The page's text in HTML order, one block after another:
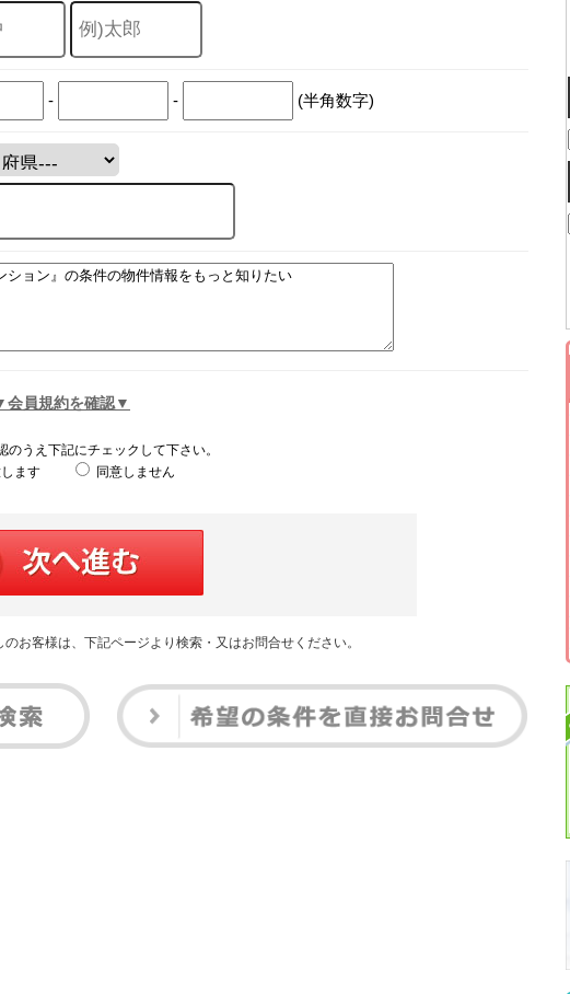
- - (半角数字)
会員規約を確認▼
のうえ下記にチェックして下さい。
ます
同意しません
お客様は、下記ページより検索・又はお問合せください。